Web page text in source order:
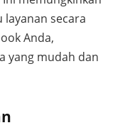
secara
Anda,
yang mudah dan